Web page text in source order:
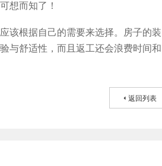
想而知了！
该根据自己的需要来选择。房子的装
与舒适性，而且返工还会浪费时间和
返回列表